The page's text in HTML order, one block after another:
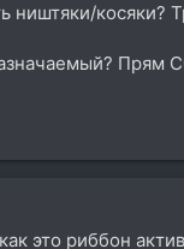
ништяки/
Прям
это риббон